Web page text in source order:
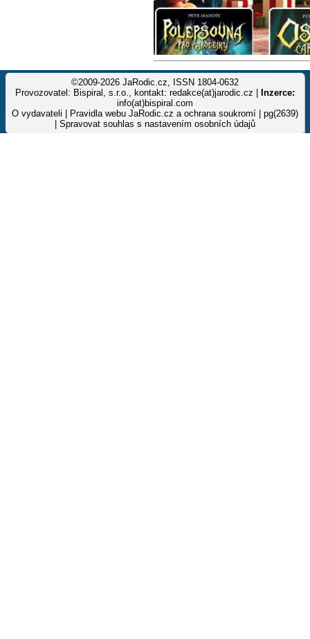
©2009-2026 JaRodic.cz, ISSN 1804-0632
Provozovatel: Bispiral, s.r.o., kontakt: redakce(at)jarodic.cz |
Inzerce:
info(at)bispiral.com
O vydavateli
Pravidla webu JaRodic.cz a ochrana soukromí | pg(2639)
Spravovat souhlas s nastavením osobních údajů